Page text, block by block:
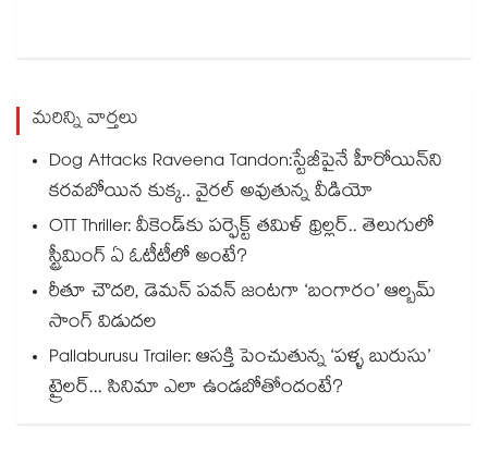
మరిన్ని వార్తలు
Dog Attacks Raveena Tandon:స్టేజీపైనే హీరోయిన్⁬ని
కరవబోయిన కుక్క.. వైరల్ అవుతున్న వీడియో
OTT Thriller: వీకెండ్‌కు పర్ఫెక్ట్ తమిళ్ థ్రిల్లర్.. తెలుగులో
స్ట్రీమింగ్ ఏ ఓటీటీలో అంటే?
రీతూ చౌదరి, డెమన్ పవన్ జంటగా ‘బంగారం’ ఆల్బమ్
సాంగ్ విడుదల
Pallaburusu Trailer: ఆసక్తి పెంచుతున్న ‘పళ్ళ బురుసు’
ట్రైలర్... సినిమా ఎలా ఉండబోతోందంటే?